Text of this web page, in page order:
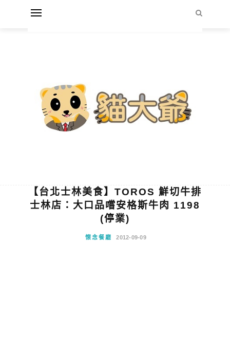
【台北士林美食】TOROS 鮮切牛排
士林店：大口品嚐安格斯牛肉 1198
(停業)
懷念餐廳 2012-09-09